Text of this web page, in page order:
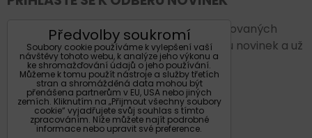
Chcete vždy být v obraze a vědět o plánovaných
novinkách a akcích. Přihlašte se k odběru novinek a už
Vám nic neunikne.
Váš email:
Předvolby soukromí
Soubory cookie používáme k vylepšení vaší
návštěvy tohoto webu, k analýze jeho výkonu a
ke shromažďování údajů o jeho používání.
Můžeme k tomu použít nástroje a služby třetích
stran a shromážděná data mohou být
přenášena partnerům v EU, USA nebo jiných
zemích. Kliknutím na „Přijmout všechny soubory
cookie“ vyjadřujete svůj souhlas s tímto
zpracováním. Níže můžete najít podrobné
informace nebo upravit své preference.